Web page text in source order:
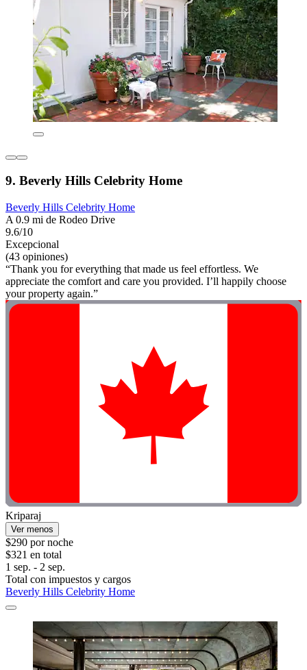
9. Beverly Hills Celebrity Home
Beverly Hills Celebrity Home
A 0.9 mi de Rodeo Drive
9.6/10
Excepcional
(43 opiniones)
“Thank you for everything that made us feel effortless. We
appreciate the comfort and care you provided. I’ll happily choose
your property again.”
Kriparaj
Ver menos
$290 por noche
$321 en total
1 sep. - 2 sep.
Total con impuestos y cargos
Beverly Hills Celebrity Home